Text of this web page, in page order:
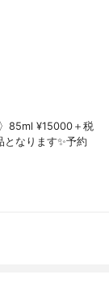
85ml ¥15000＋税
となります✨予約